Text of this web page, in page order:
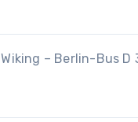
Wiking – Berlin-Bus D